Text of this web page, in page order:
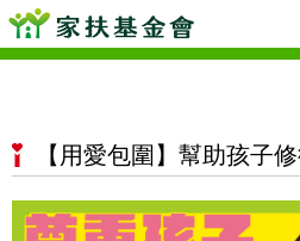
【用愛包圍】幫助孩子